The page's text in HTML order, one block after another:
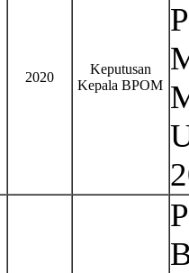
2020
Keputusan
Kepala BPOM